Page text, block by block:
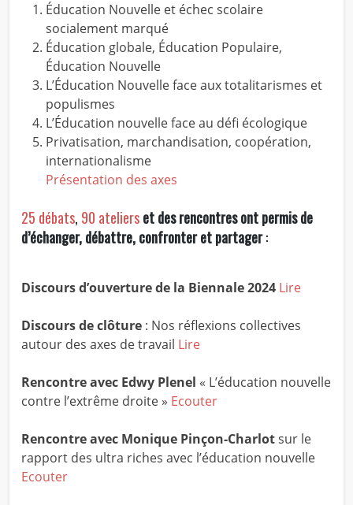
Éducation Nouvelle et échec scolaire
socialement marqué
Éducation globale, Éducation Populaire,
Éducation Nouvelle
L’Éducation Nouvelle face aux totalitarismes et
populismes
L’Éducation nouvelle face au défi écologique
Privatisation, marchandisation, coopération,
internationalisme
Présentation des axes
25 débats, 90 ateliers et des rencontres ont permis de
d’échanger, débattre, confronter et partager:
Discours d’ouverture de la Biennale 2024 Lire
Discours de clôture: Nos réflexions collectives
autour des axes de travail Lire
Rencontre avec Edwy Plenel « L’éducation nouvelle
contre l’extrême droite » Ecouter
Rencontre avec Monique Pinçon-Charlotsur le
rapport des ultra riches avec l’éducation nouvelle
Ecouter